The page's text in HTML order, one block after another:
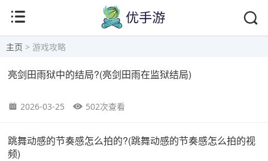
主页 > 游戏攻略
亮剑田雨狱中的结局?(亮剑田雨在监狱结局)
2026-03-25 502次查看
跳舞动感的节奏感怎么拍的?(跳舞动感的节奏感怎么拍的视
频)